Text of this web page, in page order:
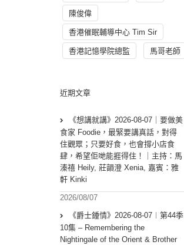
陳俊偉
香港催眠輔導中心 Tim Sir
香港記憶學院總監 馬哥老師
近期文章
《想講就講》2026-08-07｜要做美
食家 Foodie，最緊要講真話，對得
住觀眾；只要好食，也會撐小店食
肆，希望佢哋能捱得住！｜主持：馬
溱禧 Heily, 莊韻澄 Xenia, 嘉賓：雅
軒 Kinki
2026/08/07
《爵士鍾情》2026-08-07︱第44季
10集 – Remembering the
Nightingale of the Orient & Brother